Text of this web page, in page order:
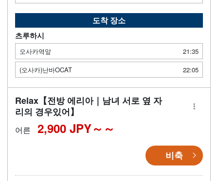
도착 장소
츠루하시
오사카역앞
21:35
(오사카)난바OCAT
22:05
Relax【전방 에리아｜남녀 서로 옆 자
리의 경우있어】
어른 2,900 JPY～
비축